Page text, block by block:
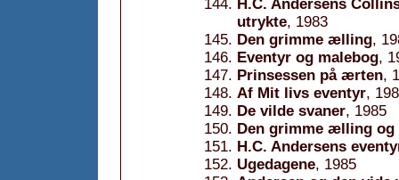
H.C. Andersens
utrykte, 1983
Den grimme ælling,
Eventyr og malebog,
Prinsessen på ærten,
Af Mit livs eventyr,
De vilde svaner, 1985
Den grimme ælling og
H.C. Andersens
Ugedagene, 1985